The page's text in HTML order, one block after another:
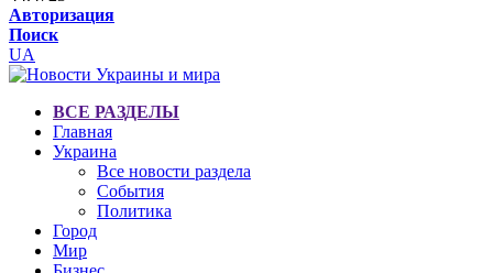
Авторизация
Поиск
UA
ВСЕ РАЗДЕЛЫ
Главная
Украина
Все новости раздела
События
Политика
Город
Мир